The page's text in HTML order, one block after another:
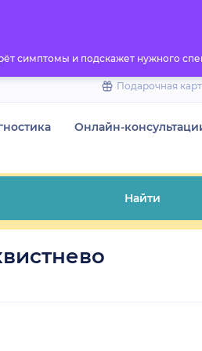
симптомы и подскажет нужного
Подарочная
Онлайн-
Найти